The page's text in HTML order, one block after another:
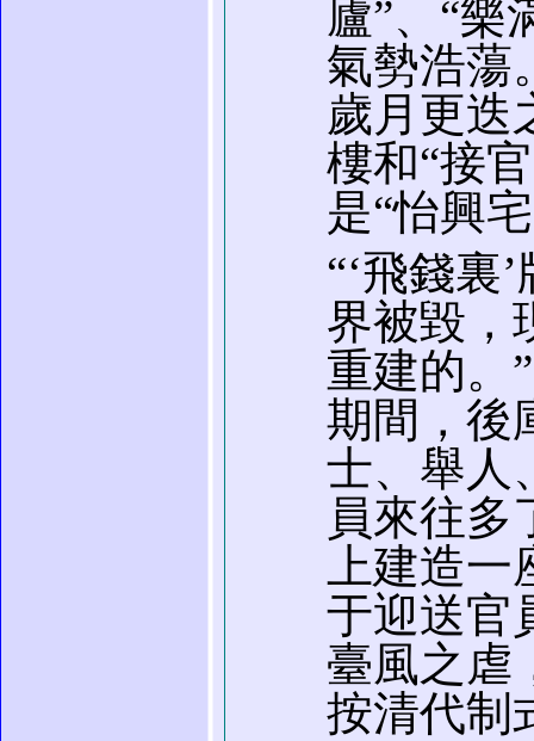
廬”、“樂
氣勢浩蕩
歲月更迭
樓和“接
是“怡興
“‘飛錢裏
界被毀，
重建的。
期間，後
士、舉人
員來往多
上建造
于迎送官
臺風之虐
按清代制